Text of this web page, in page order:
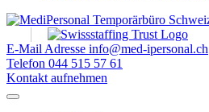
E-Mail Adresse info@med-ipersonal.ch
Telefon 044 515 57 61
Kontakt aufnehmen